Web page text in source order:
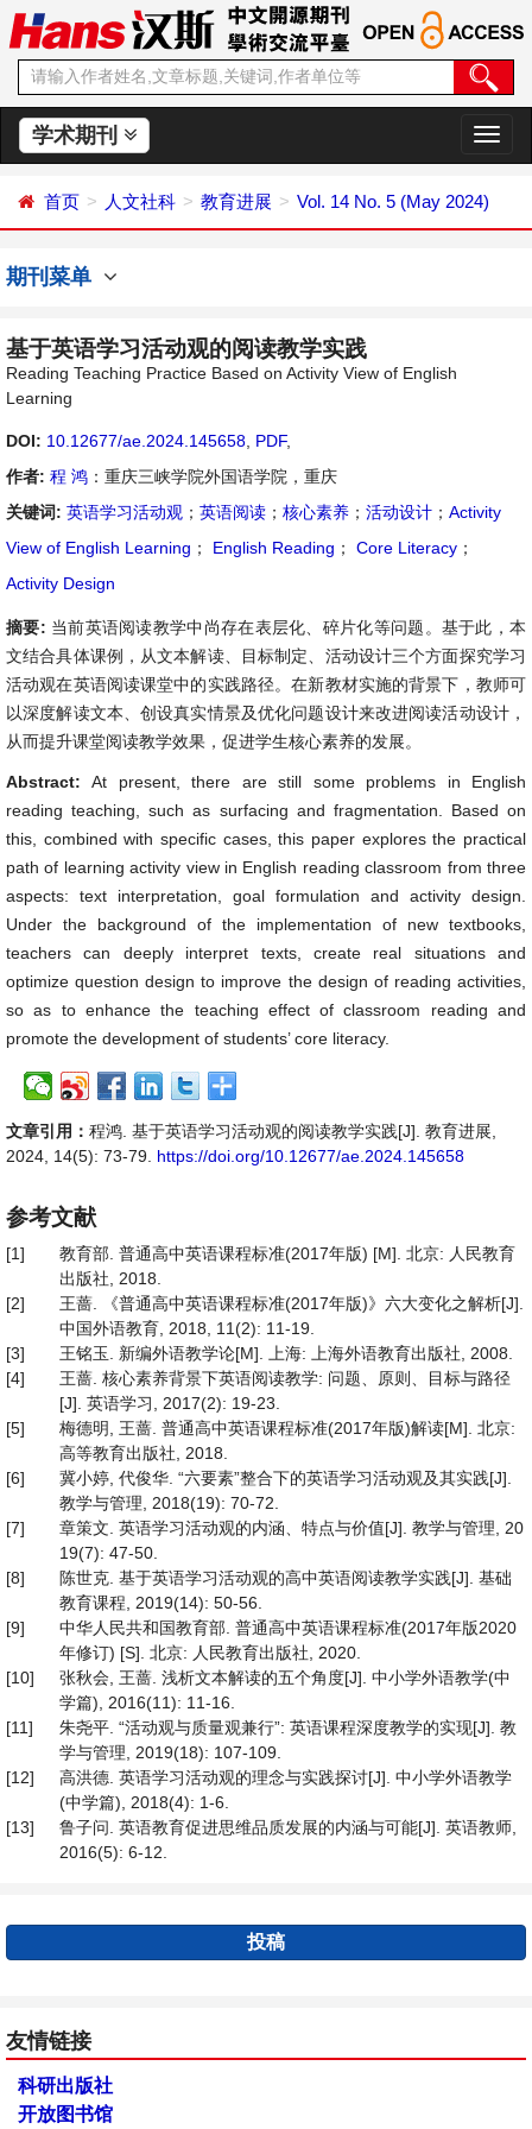
学术期刊
切
换
航
首页 人文社科 教育进展 Vol. 14 No. 5 (May 2024)
期刊菜单
基于英语学习活动观的阅读教学实践
Reading Teaching Practice Based on Activity View of English
Learning
DOI: 10.12677/ae.2024.145658 PDF,
作者: 程 鸿 ：重庆三峡学院外国语学院，重庆
关键词: 英语学习活动观 ； 英语阅读 ； 核心素养 ； 活动设计 ； Activity
View of English Learning ； English Reading ； Core Literacy ；
Activity Design
摘要: 当前英语阅读教学中尚存在表层化、碎片化等问题。基于此，本
文结合具体课例，从文本解读、目标制定、活动设计三个方面探究学习
活动观在英语阅读课堂中的实践路径。在新教材实施的背景下，教师可
以深度解读文本、创设真实情景及优化问题设计来改进阅读活动设计，
从而提升课堂阅读教学效果，促进学生核心素养的发展。
Abstract:At present, there are still some problems in English
reading teaching, such as surfacing and fragmentation. Based on
this, combined with specific cases, this paper explores the practical
path of learning activity view in English reading classroom from three
aspects: text interpretation, goal formulation and activity design.
Under the background of the implementation of new textbooks,
teachers can deeply interpret texts, create real situations and
optimize question design to improve the design of reading activities,
so as to enhance the teaching effect of classroom reading and
promote the development of students’ core literacy.
文章引用： 程鸿. 基于英语学习活动观的阅读教学实践[J]. 教育进展,
2024, 14(5): 73-79. https://doi.org/10.12677/ae.2024.145658
参考文献
[1]
教育部. 普通高中英语课程标准(2017年版) [M]. 北京: 人民教育
出版社, 2018.
[2]
王蔷. 《普通高中英语课程标准(2017年版)》六大变化之解析[J].
中国外语教育, 2018, 11(2): 11-19.
[3]
王铭玉. 新编外语教学论[M]. 上海: 上海外语教育出版社, 2008.
[4]
王蔷. 核心素养背景下英语阅读教学: 问题、原则、目标与路径
[J]. 英语学习, 2017(2): 19-23.
[5]
梅德明, 王蔷. 普通高中英语课程标准(2017年版)解读[M]. 北京:
高等教育出版社, 2018.
[6]
冀小婷, 代俊华. “六要素”整合下的英语学习活动观及其实践[J].
教学与管理, 2018(19): 70-72.
[7]
章策文. 英语学习活动观的内涵、特点与价值[J]. 教学与管理, 20
19(7): 47-50.
[8]
陈世克. 基于英语学习活动观的高中英语阅读教学实践[J]. 基础
教育课程, 2019(14): 50-56.
[9]
中华人民共和国教育部. 普通高中英语课程标准(2017年版2020
年修订) [S]. 北京: 人民教育出版社, 2020.
[10]
张秋会, 王蔷. 浅析文本解读的五个角度[J]. 中小学外语教学(中
学篇), 2016(11): 11-16.
[11]
朱尧平. “活动观与质量观兼行”: 英语课程深度教学的实现[J]. 教
学与管理, 2019(18): 107-109.
[12]
高洪德. 英语学习活动观的理念与实践探讨[J]. 中小学外语教学
(中学篇), 2018(4): 1-6.
[13]
鲁子问. 英语教育促进思维品质发展的内涵与可能[J]. 英语教师,
2016(5): 6-12.
投稿
友情链接
科研出版社
开放图书馆